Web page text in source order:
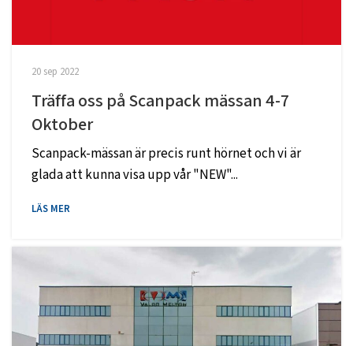
20 sep 2022
Träffa oss på Scanpack mässan 4-7
Oktober
Scanpack-mässan är precis runt hörnet och vi är
glada att kunna visa upp vår "NEW"...
LÄS MER